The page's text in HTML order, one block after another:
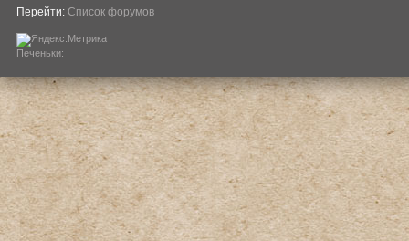
Перейти: Список форумов
Печеньки: